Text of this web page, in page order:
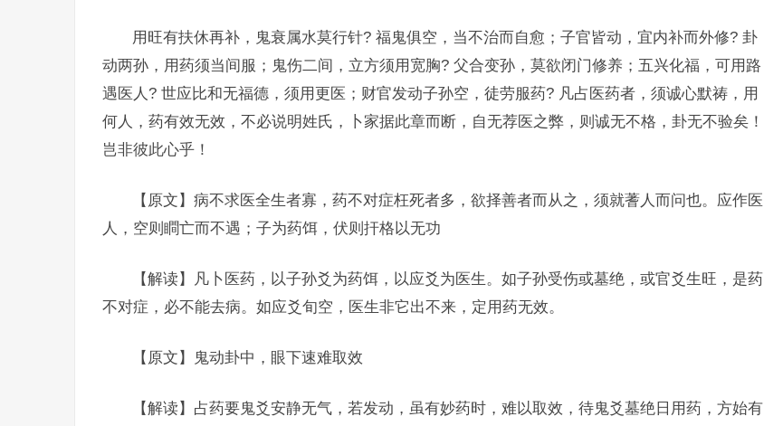
用旺有扶休再补，鬼衰属水莫行针? 福鬼俱空，当不治而自愈；子官皆动，宜内补而外修? 卦
动两孙，用药须当间服；鬼伤二间，立方须用宽胸? 父合变孙，莫欲闭门修养；五兴化福，可用路
遇医人? 世应比和无福德，须用更医；财官发动子孙空，徒劳服药? 凡占医药者，须诚心默祷，用
何人，药有效无效，不必说明姓氏，卜家据此章而断，自无荐医之弊，则诚无不格，卦无不验矣！
岂非彼此心乎！
【原文】病不求医全生者寡，药不对症枉死者多，欲择善者而从之，须就蓍人而问也。应作医
人，空则瞷亡而不遇；子为药饵，伏则扞格以无功
【解读】凡卜医药，以子孙爻为药饵，以应爻为医生。如子孙受伤或墓绝，或官爻生旺，是药
不对症，必不能去病。如应爻旬空，医生非它出不来，定用药无效。
【原文】鬼动卦中，眼下速难取效
【解读】占药要鬼爻安静无气，若发动，虽有妙药时，难以取效，待鬼爻墓绝日用药，方始有